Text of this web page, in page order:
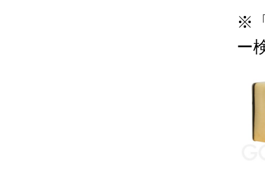
※
ー